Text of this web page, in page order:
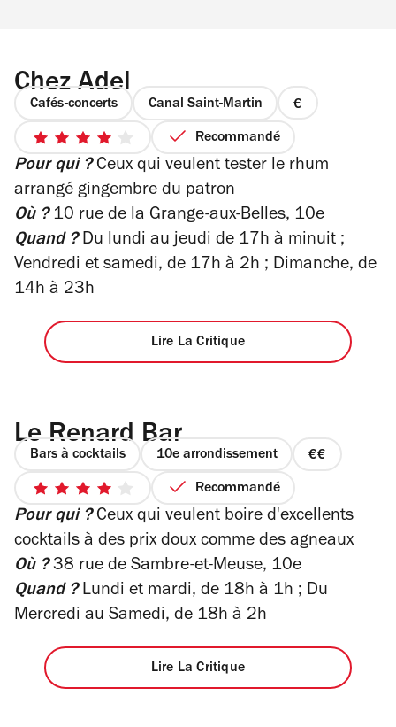
Chez Adel
Cafés-concerts Canal Saint-Martin
prix
sur
4
sur
5
étoiles
Recommandé
Pour qui ?Ceux qui veulent tester le rhum
arrangé gingembre du patron
Où ?10 rue de la Grange-aux-Belles, 10e
Quand ?Du lundi au jeudi de 17h à minuit ;
Vendredi et samedi, de 17h à 2h ; Dimanche, de
14h à 23h
Lire La Critique
Le Renard Bar
Bars à cocktails 10e arrondissement
prix
sur
4
sur
5
étoiles
Recommandé
Pour qui ?Ceux qui veulent boire d'excellents
cocktails à des prix doux comme des agneaux
Où ?38 rue de Sambre-et-Meuse, 10e
Quand ?Lundi et mardi, de 18h à 1h ; Du
Mercredi au Samedi, de 18h à 2h
Lire La Critique